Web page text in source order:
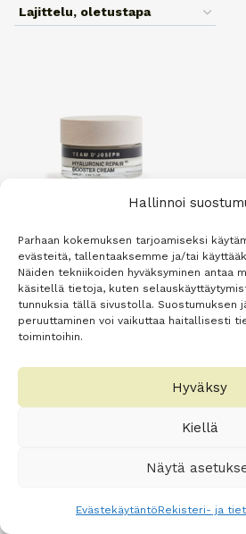
Hallinnoi
Parhaan kokemuksen tarjoamiseksi
evästeitä, tallentaaksemme ja/tai
Näiden tekniikoiden hyväksyminen antaa
käsitellä tietoja, kuten
tunnuksia tällä sivustolla. Suostumuksen
peruuttaminen voi vaikuttaa haitallisesti
toimintoihin.
Hyväksy
Kiellä
Näytä
EvästekäytäntöRekisteri- ja
Hyaluronic Repair
Booster Cream 50 ml
133,00€